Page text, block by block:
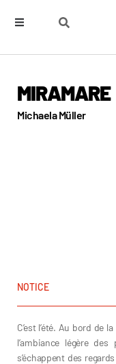
MIRAMARE
Michaela Müller
NOTICE
C’est l’été. Au bord de
l’ambiance légère
s’échappent des